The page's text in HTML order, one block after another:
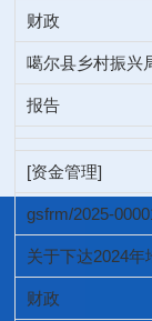
财政
噶尔县乡村振兴
报告
[资金管理]
gsfrm/2025-
关于下达2024
财政